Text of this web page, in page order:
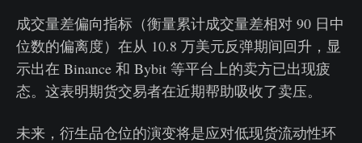
成交量差偏向指标（衡量累计成交量差相对 90 日中
位数的偏离度）在从 10.8 万美元反弹期间回升，显
示出在 Binance 和 Bybit 等平台上的卖方已出现疲
态。这表明期货交易者在近期帮助吸收了卖压。
未来，衍生品仓位的演变将是应对低现货流动性环